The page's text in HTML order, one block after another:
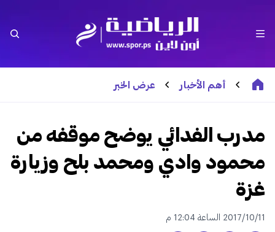
أهم الأخبار عرض الخبر
مدرب الفدائي يوضح موقفه من
محمود وادي ومحمد بلح وزيارة
غزة
2017/10/11 الساعة 12:04 م